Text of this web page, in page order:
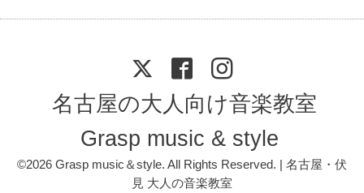
名古屋の大人向け音楽教室
Grasp music & style
©2026 Grasp music＆style. All Rights Reserved. | 名古屋・伏
見 大人の音楽教室